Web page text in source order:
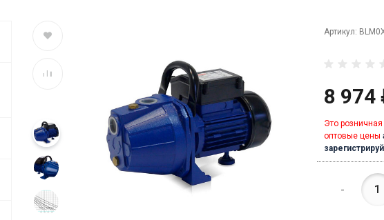
Артикул:
8 974
Это
оптовые цены
-